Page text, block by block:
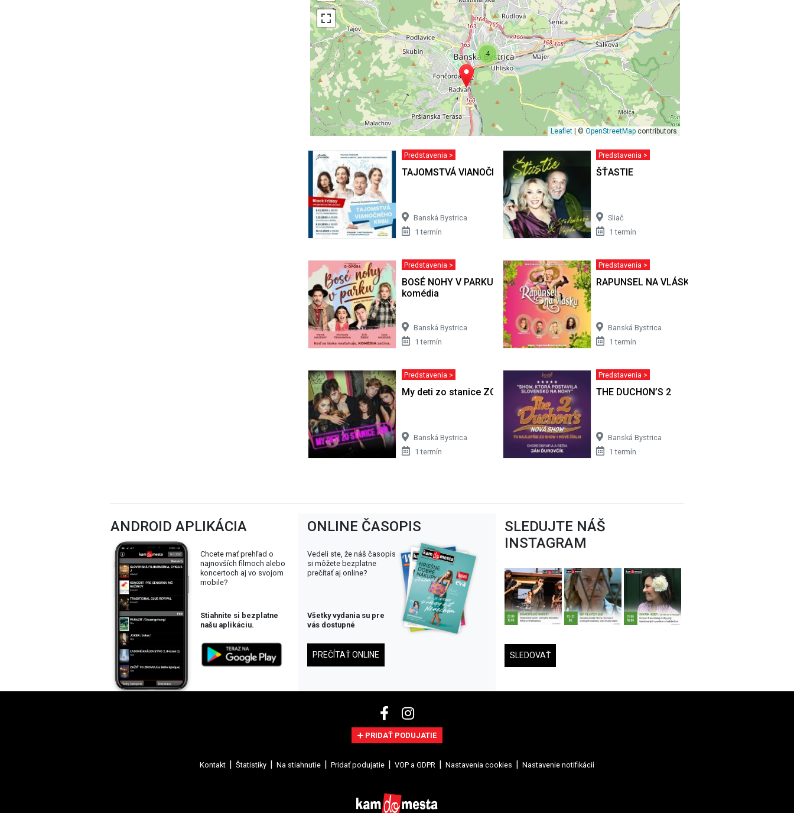
4
Leaflet | ©OpenStreetMap contributors
Predstavenia >
TAJOMSTVÁ VIANOČNÉHO KRBU
Banská Bystrica
1 termín
Predstavenia >
ŠŤASTIE
Sliač
1 termín
Predstavenia >
BOSÉ NOHY V PARKU - Romantická
komédia
Banská Bystrica
1 termín
Predstavenia >
RAPUNSEL NA VLÁSKU
Banská Bystrica
1 termín
Predstavenia >
My deti zo stanice ZOO
Banská Bystrica
1 termín
Predstavenia >
THE DUCHON’S 2
Banská Bystrica
1 termín
ANDROID APLIKÁCIA
Chcete mať prehľad o
najnovších filmoch alebo
koncertoch aj vo svojom
mobile?
Stiahnite si bezplatne
našu aplikáciu.
ONLINE ČASOPIS
Vedeli ste, že náš časopis
si môžete bezplatne
prečítať aj online?
Všetky vydania su pre
vás dostupné
PREČÍTAŤ ONLINE
SLEDUJTE NÁŠ
INSTAGRAM
SLEDOVAŤ
PRIDAŤ PODUJATIE
Kontakt Štatistiky Na stiahnutie Pridať podujatie VOP a GDPR Nastavenia cookies Nastavenie notifikácií